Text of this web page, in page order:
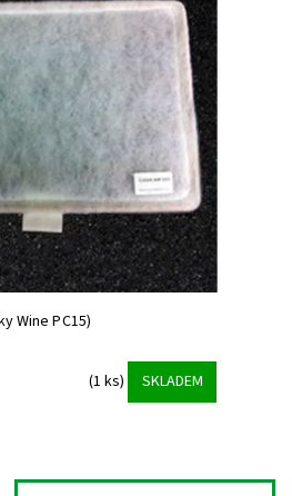
Wine PC15)
(1 ks) SKLADEM